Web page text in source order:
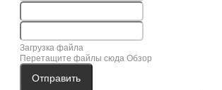
Загрузка файла
Перетащите файлы сюда Обзор
Отправить